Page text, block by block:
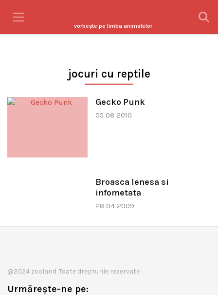
vorbeşte pe limba animalelor
jocuri cu reptile
Gecko Punk
05 08 2010
Broasca lenesa si
infometata
28 04 2009
@2024 zooland. Toate drepturile rezervate
Urmărește-ne pe: